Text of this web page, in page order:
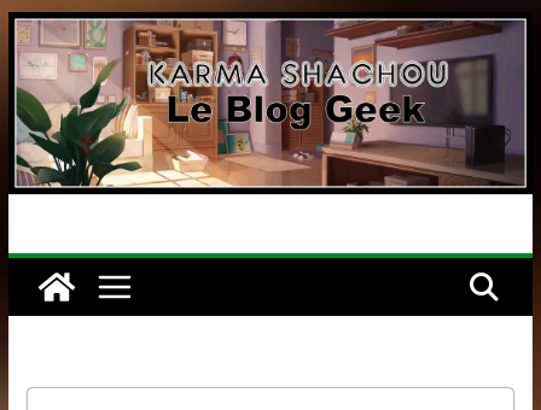
Passer
au
contenu